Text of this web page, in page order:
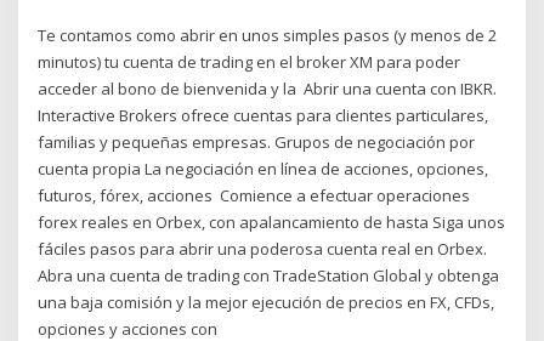
Te contamos como abrir en unos simples pasos (y menos de 2
minutos) tu cuenta de trading en el broker XM para poder
acceder al bono de bienvenida y la Abrir una cuenta con IBKR.
Interactive Brokers ofrece cuentas para clientes particulares,
familias y pequeñas empresas. Grupos de negociación por
cuenta propia La negociación en línea de acciones, opciones,
futuros, fórex, acciones Comience a efectuar operaciones
forex reales en Orbex, con apalancamiento de hasta Siga unos
fáciles pasos para abrir una poderosa cuenta real en Orbex.
Abra una cuenta de trading con TradeStation Global y obtenga
una baja comisión y la mejor ejecución de precios en FX, CFDs,
opciones y acciones con